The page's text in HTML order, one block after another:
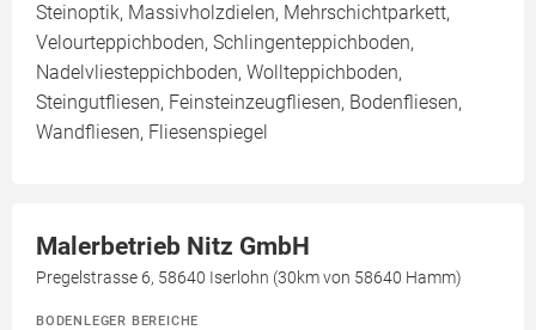
Steinoptik, Massivholzdielen, Mehrschichtparkett,
Velourteppichboden, Schlingenteppichboden,
Nadelvliesteppichboden, Wollteppichboden,
Steingutfliesen, Feinsteinzeugfliesen, Bodenfliesen,
Wandfliesen, Fliesenspiegel
Malerbetrieb Nitz GmbH
Pregelstrasse 6, 58640 Iserlohn (30km von 58640 Hamm)
BODENLEGER BEREICHE